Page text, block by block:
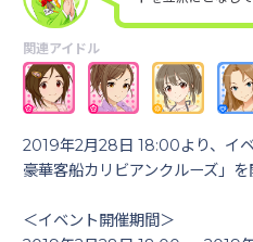
関連アイドル
2019年2月28日 18:00より、イ
豪華客船カリビアンクルーズ」を
＜イベント開催期間＞